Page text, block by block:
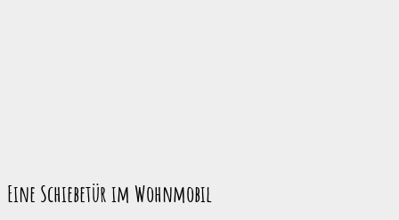
Eine Schiebetür im Wohnmobil